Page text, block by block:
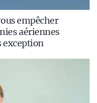
empêcher
aériennes
exception